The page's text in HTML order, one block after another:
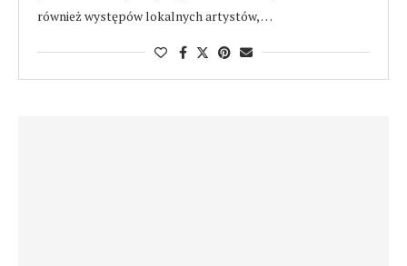
również występów lokalnych artystów, …